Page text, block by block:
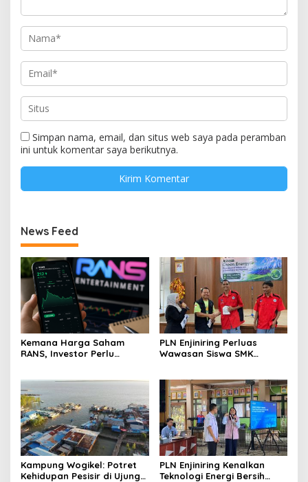
Simpan nama, email, dan situs web saya pada peramban
ini untuk komentar saya berikutnya.
News Feed
Kemana Harga Saham
RANS, Investor Perlu
PLN Enjiniring Perluas
Wawasan Siswa SMK
Kampung Wogikel: Potret
Kehidupan Pesisir di Ujung
PLN Enjiniring Kenalkan
Teknologi Energi Bersih